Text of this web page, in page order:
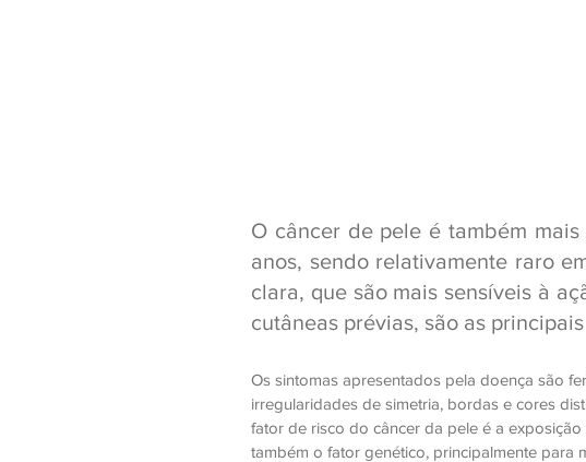
O câncer de pele é também
anos, sendo relativamente raro
clara, que são mais sensíveis à
cutâneas prévias, são as
Os sintomas apresentados pela doença são
irregularidades de simetria, bordas e cores
fator de risco do câncer da pele é a
também o fator genético, principalmente para